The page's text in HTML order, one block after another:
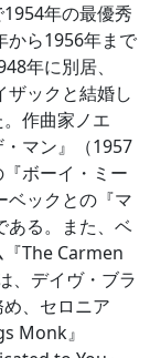
年の最優秀
から1956年まで
年に別居、
ザックと結婚し
作曲家ノエ
マン』（1957
ボーイ・ミー
ベックとの『マ
ある。また、ベ
The Carmen
、デイヴ・ブラ
、セロニア
Monk』